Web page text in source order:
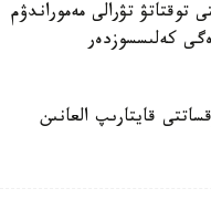
تۋرالى مەموراندۋم
كەلىسسوزدەر
قايتارىپ العانىن